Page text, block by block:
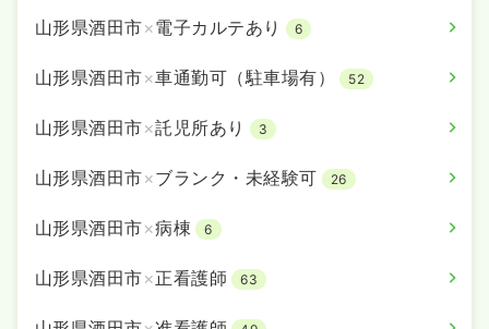
山形県酒田市×電子カルテあり 6
山形県酒田市×車通勤可（駐車場有） 52
山形県酒田市×託児所あり 3
山形県酒田市×ブランク・未経験可 26
山形県酒田市×病棟 6
山形県酒田市×正看護師 63